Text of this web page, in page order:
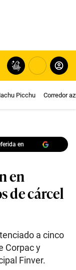
Picchu Corredor
en
en
de cárcel
a cinco
Corpac y
Finver.